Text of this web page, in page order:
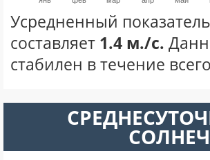
Усредненный
составляет 1.4 м./с.
стабилен в течение